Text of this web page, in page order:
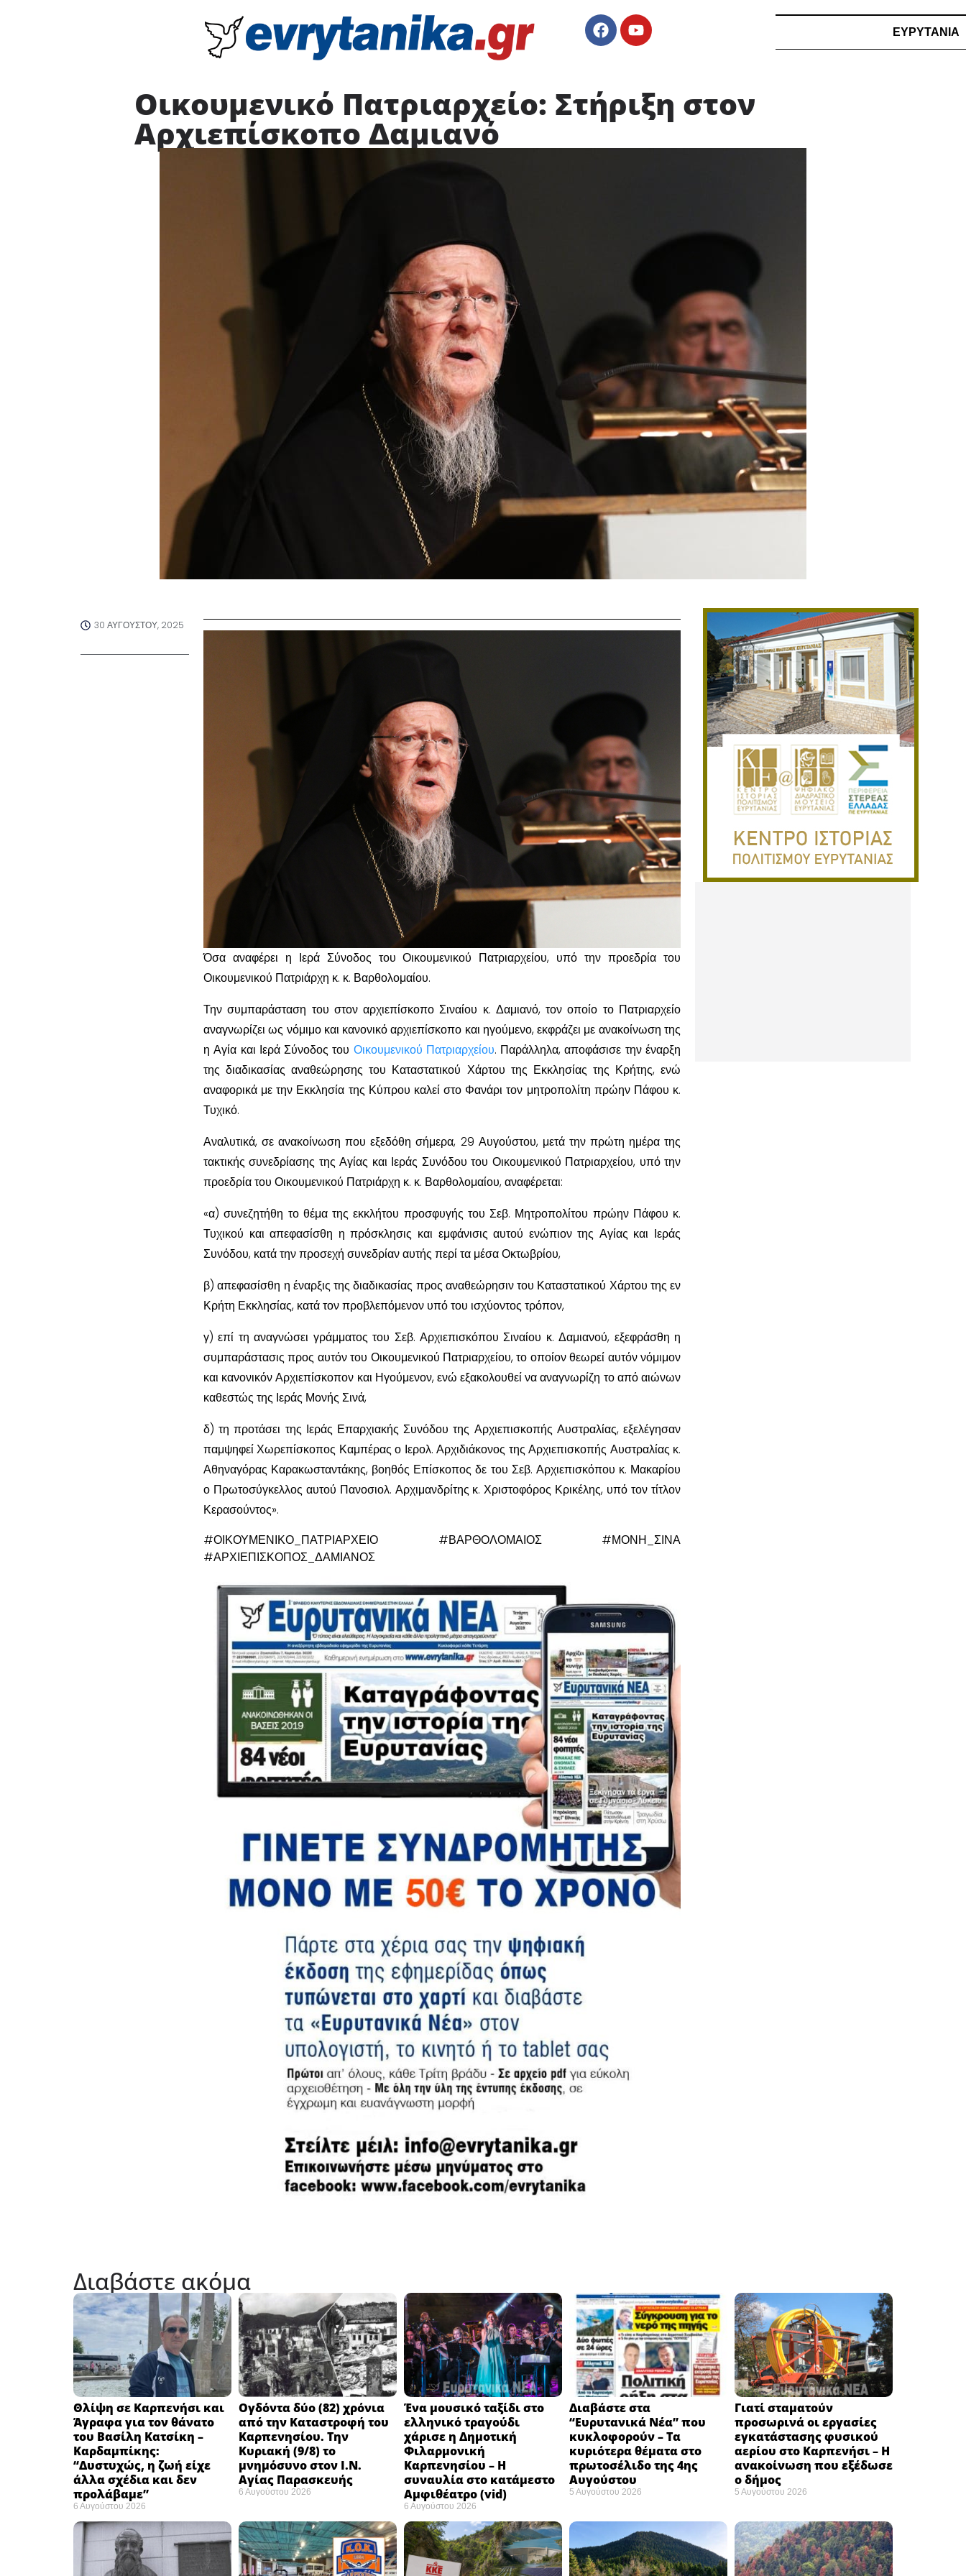
ΕΥΡΥΤΑΝΙΑ
Οικουμενικό Πατριαρχείο: Στήριξη στον
Αρχιεπίσκοπο Δαμιανό
30 ΑΥΓΟΎΣΤΟΥ, 2025
Όσα αναφέρει η Ιερά Σύνοδος του Οικουμενικού Πατριαρχείου, υπό την προεδρία του
Οικουμενικού Πατριάρχη κ. κ. Βαρθολομαίου.
Την συμπαράσταση του στον αρχιεπίσκοπο Σιναίου κ. Δαμιανό, τον οποίο το Πατριαρχείο
αναγνωρίζει ως νόμιμο και κανονικό αρχιεπίσκοπο και ηγούμενο, εκφράζει με ανακοίνωση της
η Αγία και Ιερά Σύνοδος του Οικουμενικού Πατριαρχείου. Παράλληλα, αποφάσισε την έναρξη
της διαδικασίας αναθεώρησης του Καταστατικού Χάρτου της Εκκλησίας της Κρήτης, ενώ
αναφορικά με την Εκκλησία της Κύπρου καλεί στο Φανάρι τον μητροπολίτη πρώην Πάφου κ.
Τυχικό.
Αναλυτικά, σε ανακοίνωση που εξεδόθη σήμερα, 29 Αυγούστου, μετά την πρώτη ημέρα της
τακτικής συνεδρίασης της Αγίας και Ιεράς Συνόδου του Οικουμενικού Πατριαρχείου, υπό την
προεδρία του Οικουμενικού Πατριάρχη κ. κ. Βαρθολομαίου, αναφέρεται:
«α) συνεζητήθη το θέμα της εκκλήτου προσφυγής του Σεβ. Μητροπολίτου πρώην Πάφου κ.
Τυχικού και απεφασίσθη η πρόσκλησις και εμφάνισις αυτού ενώπιον της Αγίας και Ιεράς
Συνόδου, κατά την προσεχή συνεδρίαν αυτής περί τα μέσα Οκτωβρίου,
β) απεφασίσθη η έναρξις της διαδικασίας προς αναθεώρησιν του Καταστατικού Χάρτου της εν
Κρήτη Εκκλησίας, κατά τον προβλεπόμενον υπό του ισχύοντος τρόπον,
γ) επί τη αναγνώσει γράμματος του Σεβ. Αρχιεπισκόπου Σιναίου κ. Δαμιανού, εξεφράσθη η
συμπαράστασις προς αυτόν του Οικουμενικού Πατριαρχείου, το οποίον θεωρεί αυτόν νόμιμον
και κανονικόν Αρχιεπίσκοπον και Ηγούμενον, ενώ εξακολουθεί να αναγνωρίζη το από αιώνων
καθεστώς της Ιεράς Μονής Σινά,
δ) τη προτάσει της Ιεράς Επαρχιακής Συνόδου της Αρχιεπισκοπής Αυστραλίας, εξελέγησαν
παμψηφεί Χωρεπίσκοπος Καμπέρας ο Ιερολ. Αρχιδιάκονος της Αρχιεπισκοπής Αυστραλίας κ.
Αθηναγόρας Καρακωσταντάκης, βοηθός Επίσκοπος δε του Σεβ. Αρχιεπισκόπου κ. Μακαρίου
ο Πρωτοσύγκελλος αυτού Πανοσιολ. Αρχιμανδρίτης κ. Χριστοφόρος Κρικέλης, υπό τον τίτλον
Κερασούντος».
#ΟΙΚΟΥΜΕΝΙΚΟ_ΠΑΤΡΙΑΡΧΕΙΟ #ΒΑΡΘΟΛΟΜΑΙΟΣ #ΜΟΝΗ_ΣΙΝΑ
#ΑΡΧΙΕΠΙΣΚΟΠΟΣ_ΔΑΜΙΑΝΟΣ
Διαβάστε ακόμα
Θλίψη σε Καρπενήσι και
Άγραφα για τον θάνατο
του Βασίλη Κατσίκη –
Καρδαμπίκης:
“Δυστυχώς, η ζωή είχε
άλλα σχέδια και δεν
προλάβαμε”
6 Αυγούστου 2026
Ογδόντα δύο (82) χρόνια
από την Καταστροφή του
Καρπενησίου. Την
Κυριακή (9/8) το
μνημόσυνο στον Ι.Ν.
Αγίας Παρασκευής
6 Αυγούστου 2026
Ένα μουσικό ταξίδι στο
ελληνικό τραγούδι
χάρισε η Δημοτική
Φιλαρμονική
Καρπενησίου – Η
συναυλία στο κατάμεστο
Αμφιθέατρο (vid)
6 Αυγούστου 2026
Διαβάστε στα
“Ευρυτανικά Νέα” που
κυκλοφορούν – Τα
κυριότερα θέματα στο
πρωτοσέλιδο της 4ης
Αυγούστου
5 Αυγούστου 2026
Γιατί σταματούν
προσωρινά οι εργασίες
εγκατάστασης φυσικού
αερίου στο Καρπενήσι – Η
ανακοίνωση που εξέδωσε
ο δήμος
5 Αυγούστου 2026